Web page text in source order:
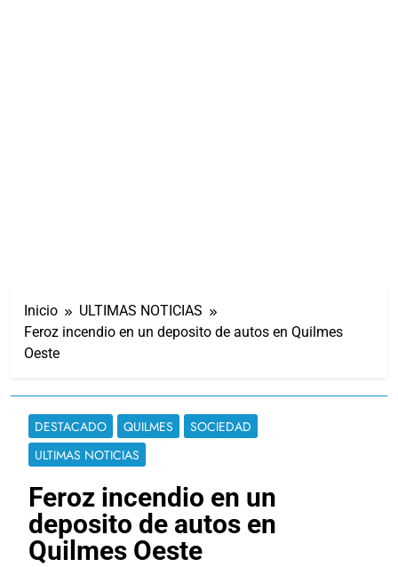
Inicio
ULTIMAS NOTICIAS
Feroz incendio en un deposito de autos en Quilmes
Oeste
DESTACADO QUILMES
SOCIEDAD
ULTIMAS NOTICIAS
Feroz incendio en un
deposito de autos en
Quilmes Oeste